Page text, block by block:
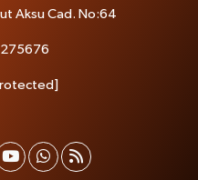
Aksu Cad. No:64